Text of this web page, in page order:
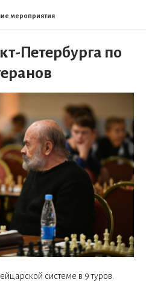
мероприятия
Петербурга по
системе в 9 туров.